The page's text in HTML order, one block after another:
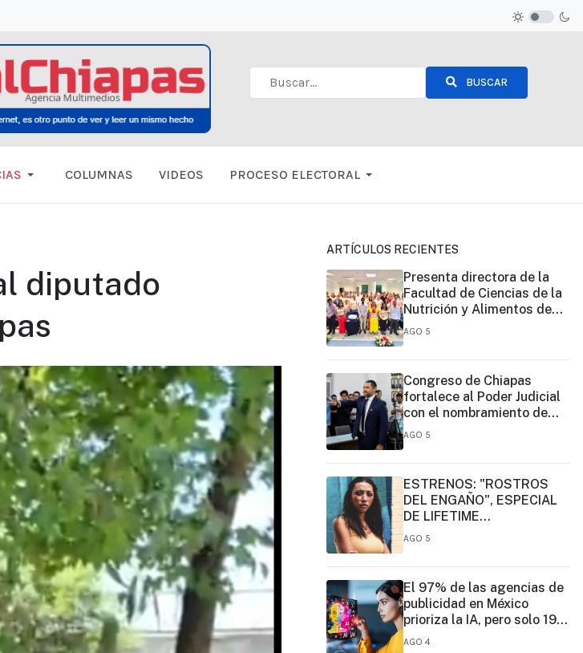
BUSCAR
COLUMNAS VIDEOS PROCESO ELECTORAL
diputado
ARTÍCULOS RECIENTES
Presenta directora de la
Facultad de Ciencias de la
Nutrición y Alimentos de
UNICACH, informe de su
AGO 5
Congreso de Chiapas
fortalece al Poder Judicial
con el nombramiento de
José Eduardo Morales
AGO 5
ESTRENOS: "ROSTROS
DEL ENGAÑO", ESPECIAL
DE LIFETIME
MOVIES DONDE NADA NI
AGO 5
El 97% de las agencias de
publicidad en México
prioriza la IA, pero solo 19%
ejerce un liderazgo formal
AGO 4